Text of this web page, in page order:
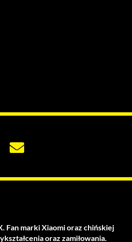
Fan marki Xiaomi oraz chińskiej
oraz zamiłowania.